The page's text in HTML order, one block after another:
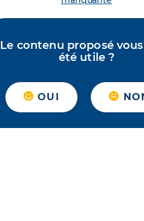
Le contenu proposé vous
été utile ?
OUI